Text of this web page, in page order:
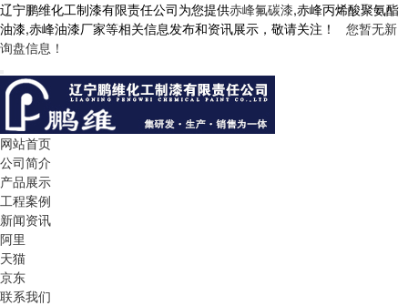
辽宁鹏维化工制漆有限责任公司为您提供赤峰氟碳漆,赤峰丙烯酸聚氨酯
油漆,赤峰油漆厂家等相关信息发布和资讯展示，敬请关注！ 您暂无新
询盘信息！
网站首页
公司简介
产品展示
工程案例
新闻资讯
阿里
天猫
京东
联系我们